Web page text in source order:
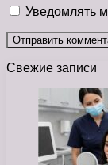
Уведомлять
Свежие записи